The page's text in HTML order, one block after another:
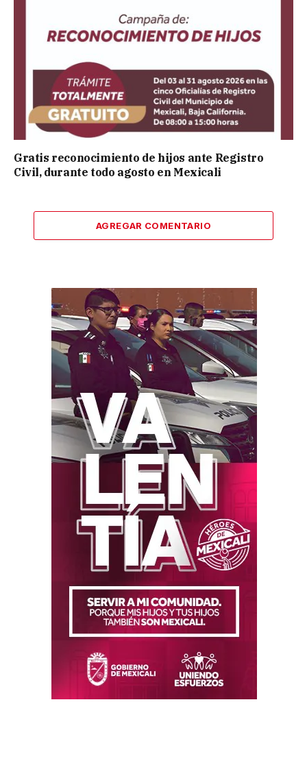
Gratis reconocimiento de hijos ante Registro
Civil, durante todo agosto en Mexicali
AGREGAR COMENTARIO